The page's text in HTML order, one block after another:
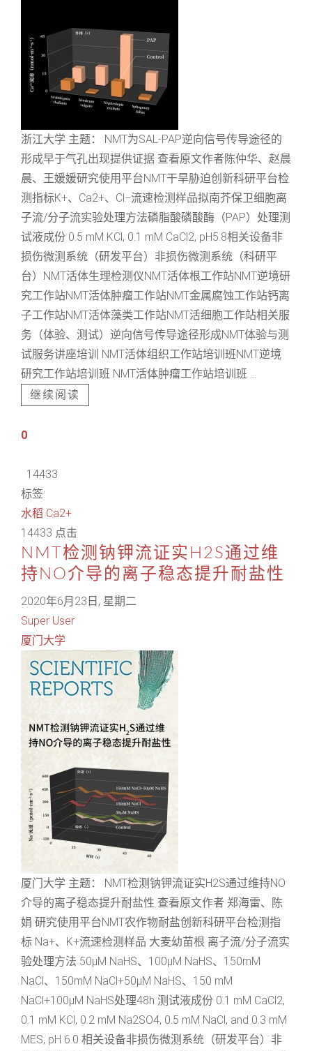
浙江大学 主题： NMT为SAL-PAP逆向信号传导途径的
形成早于气孔出现提供证据 查看原文作者陈仲华、赵晨
晨、王媛媛研究使用平台NMT干旱胁迫创新科研平台检
测指标K+、Ca2+、Cl−流速检测样品拟南芥保卫细胞离
子流/分子流实验处理方法磷脂酸磷酸酶（PAP）处理测
试液成份 0.5 mM KCl, 0.1 mM CaCl2, pH5.8相关设备非
损伤微测系统（研发平台）非损伤微测系统（科研平
台）NMT活体生理检测仪NMT活体根工作站NMT逆境研
究工作站NMT活体肿瘤工作站NMT金属腐蚀工作站钙离
子工作站NMT活体藻类工作站NMT活细胞工作站相关服
务（体验、测试）逆向信号传导途径形成NMT体验与测
试服务讲座培训 NMT活体组织工作站培训班NMT逆境
研究工作站培训班 NMT活体肿瘤工作站培训班 ...
继续阅读
0
14433
标签:
水稻 Ca2+
14433 点击
NMT检测钠钾流证实H2S通过维
持NO介导的离子稳态提升耐盐性
2020年6月23日, 星期二
Super User
厦门大学
厦门大学 主题： NMT检测钠钾流证实H2S通过维持NO
介导的离子稳态提升耐盐性 查看原文作者 郑海雷、陈
娟 研究使用平台NMT农作物耐盐创新科研平台检测指
标 Na+、K+流速检测样品 大麦幼苗根 离子流/分子流实
验处理方法 50μM NaHS、100μM NaHS、150mM
NaCl、150mM NaCl+50μM NaHS、150 mM
NaCl+100μM NaHS处理48h 测试液成份 0.1 mM CaCl2,
0.1 mM KCl, 0.2 mM Na2SO4, 0.5 mM NaCl, and 0.3 mM
MES, pH 6.0 相关设备非损伤微测系统（研发平台）非